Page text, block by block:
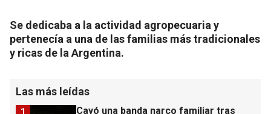
Se dedicaba a la actividad agropecuaria y
pertenecía a una de las familias más tradicionales
y ricas de la Argentina.
Las más leídas
Cayó una banda narco familiar tras